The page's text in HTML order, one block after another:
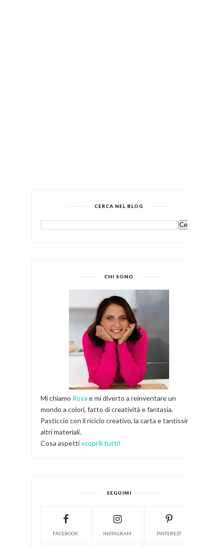
CERCA NEL BLOG
CHI SONO
Mi chiamo Rosa e mi diverto a reinventare un
mondo a colori, fatto di creatività e fantasia.
Pasticcio con il riciclo creativo, la carta e tantissimi
altri materiali.
Cosa aspetti scoprili tutti!
SEGUIMI
FACEBOOK INSTAGRAM PINTEREST